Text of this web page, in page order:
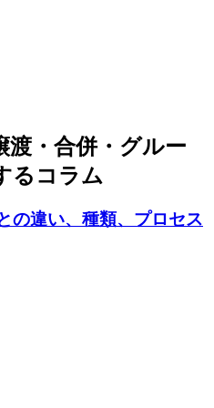
渡・合併・グルー
るコラム
の違い、種類、プロセス